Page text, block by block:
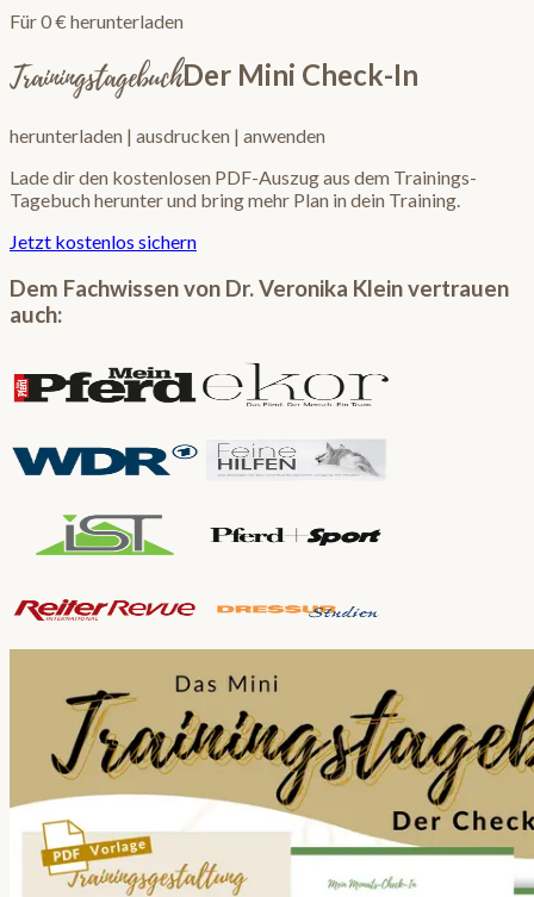
Für 0 € herunterladen
TrainingstagebuchDer Mini Check-In
herunterladen | ausdrucken | anwenden
Lade dir den kostenlosen PDF-Auszug aus dem Trainings-
Tagebuch herunter und bring mehr Plan in dein Training.
Jetzt kostenlos sichern
Dem Fachwissen von Dr. Veronika Klein vertrauen
auch: